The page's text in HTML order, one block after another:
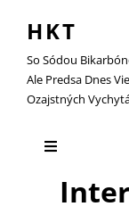
HKT
So Sódou
Ale Predsa Dnes
Ozajstných